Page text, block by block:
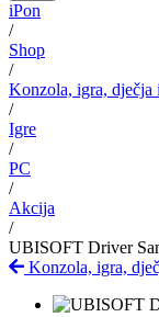
iPon
/
Shop
/
Konzola, igra, dječja
/
Igre
/
PC
/
Akcija
/
UBISOFT Driver
Konzola, igra,